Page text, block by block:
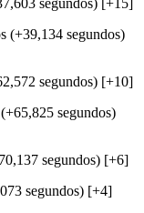
segundos) [+15]
(+39,134 segundos)
segundos) [+10]
segundos)
segundos) [+6]
segundos) [+4]